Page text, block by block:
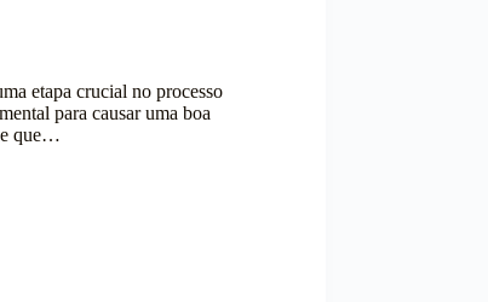
etapa crucial no processo
para causar uma boa
que…